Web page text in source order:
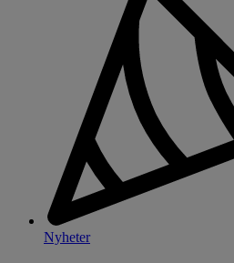
Nyheter